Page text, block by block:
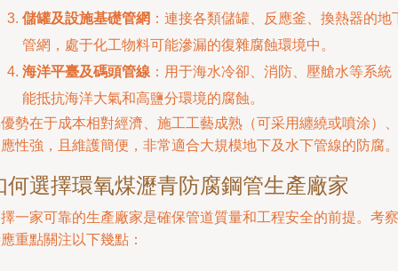
儲罐及設施基礎管網 ：連接各類儲罐、反應釜、換熱器的地
管網，處于化工物料可能滲漏的復雜腐蝕環境中。
海洋平臺及碼頭管線 ：用于海水冷卻、消防、壓艙水等系統
能抵抗海洋大氣和高鹽分環境的腐蝕。
勢在于成本相對經濟、施工工藝成熟（可采用纏繞或噴涂）、
性強，且維護簡便，非常適合大規模地下及水下管線的防腐。
何選擇環氧煤瀝青防腐鋼管生產廠家
一家可靠的生產廠家是確保管道質量和工程安全的前提。考察
重點關注以下幾點：